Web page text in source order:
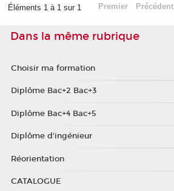
Éléments 1 à 1 sur 1 Premier Précédent
Dans la même rubrique
Choisir ma formation
Diplôme Bac+2 Bac+3
Diplôme Bac+4 Bac+5
Diplôme d'ingénieur
Réorientation
CATALOGUE